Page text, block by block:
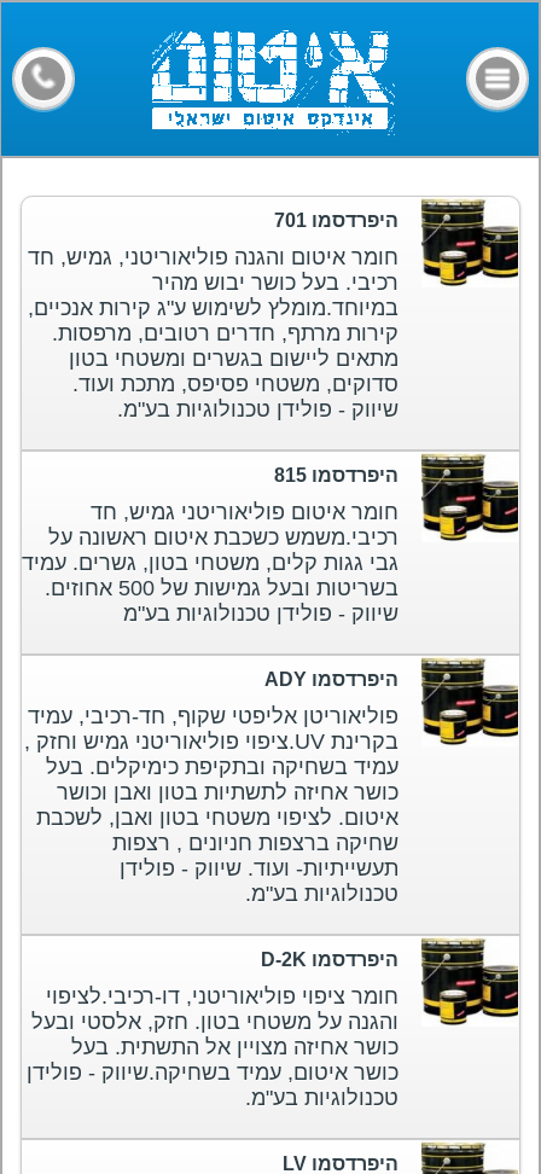
היפרדסמו 701
חומר איטום והגנה פוליאוריטני, גמיש, חד
רכיבי. בעל כושר יבוש מהיר
במיוחד.מומלץ לשימוש ע"ג קירות אנכיים,
קירות מרתף, חדרים רטובים, מרפסות.
מתאים ליישום בגשרים ומשטחי בטון
סדוקים, משטחי פסיפס, מתכת ועוד.
שיווק - פולידן טכנולוגיות בע"מ.
היפרדסמו 815
חומר איטום פוליאוריטני גמיש, חד
רכיבי.משמש כשכבת איטום ראשונה על
גבי גגות קלים, משטחי בטון, גשרים. עמיד
בשריטות ובעל גמישות של 500 אחוזים.
שיווק - פולידן טכנולוגיות בע"מ
היפרדסמו ADY
פוליאוריטן אליפטי שקוף, חד-רכיבי, עמיד
בקרינת UV.ציפוי פוליאוריטני גמיש וחזק ,
עמיד בשחיקה ובתקיפת כימיקלים. בעל
כושר אחיזה לתשתיות בטון ואבן וכושר
איטום. לציפוי משטחי בטון ואבן, לשכבת
שחיקה ברצפות חניונים , רצפות
תעשייתיות- ועוד. שיווק - פולידן
טכנולוגיות בע"מ.
היפרדסמו D-2K
חומר ציפוי פוליאוריטני, דו-רכיבי.לציפוי
והגנה על משטחי בטון. חזק, אלסטי ובעל
כושר אחיזה מצויין אל התשתית. בעל
כושר איטום, עמיד בשחיקה.שיווק - פולידן
טכנולוגיות בע"מ.
היפרדסמו LV
קבלני איטום
מאמרים